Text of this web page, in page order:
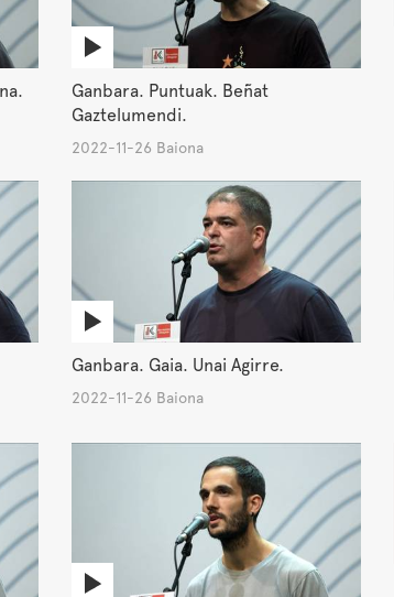
Ganbara. Puntuak. Beñat
Gaztelumendi.
2022-11-26 Baiona
Ganbara. Gaia. Unai Agirre.
2022-11-26 Baiona